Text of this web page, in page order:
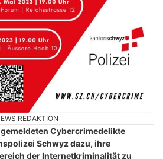
REDAKTION
Cybercrimedelikte
Schwyz dazu, ihre
der Internetkriminalität zu